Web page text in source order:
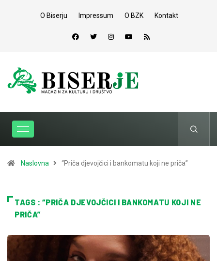
O Biserju Impressum O BZK Kontakt
Naslovna “Priča djevojčici i bankomatu koji ne priča”
TAGS : “PRIČA DJEVOJČICI I BANKOMATU KOJI NE
PRIČA”